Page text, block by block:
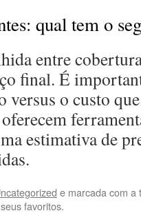
qual tem o
entre
final. É
versus o custo
estimativa de
e marcada com
favoritos.